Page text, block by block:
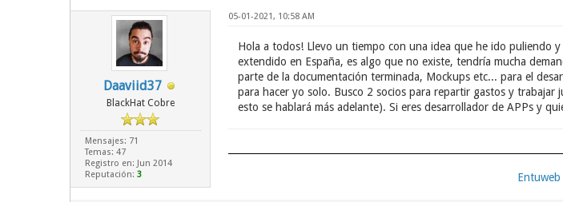
Daaviid37
BlackHat Cobre
Mensajes: 71
Temas: 47
Registro en: Jun 2014
Reputación: 3
05-01-2021, 10:58 AM
Hola a todos! Llevo un tiempo con una idea que he ido puliendo
extendido en España, es algo que no existe, tendría mucha
parte de la documentación terminada, Mockups etc... para el
para hacer yo solo. Busco 2 socios para repartir gastos y
esto se hablará más adelante). Si eres desarrollador de APPs y
Entuweb